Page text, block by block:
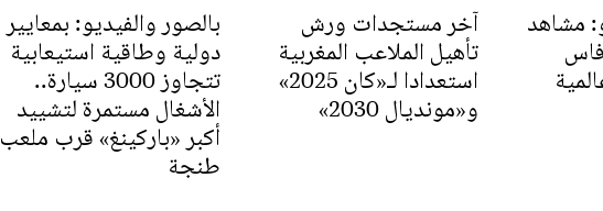
مشاهد
آخر مستجدات ورش
تأهيل الملاعب المغربية
استعدادا لـ«كان 2025»
و«مونديال 2030»
بالصور والفيديو: بمعايير
دولية وطاقية استيعابية
تتجاوز 3000 سيارة..
الأشغال مستمرة لتشييد
أكبر «باركينغ» قرب ملعب
طنجة